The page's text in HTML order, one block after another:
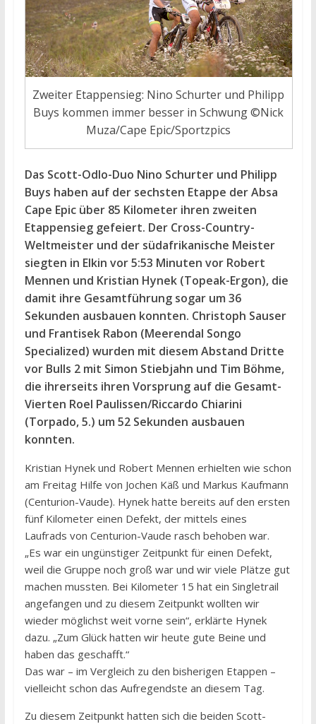
Zweiter Etappensieg: Nino Schurter und Philipp
Buys kommen immer besser in Schwung ©Nick
Muza/Cape Epic/Sportzpics
Das Scott-Odlo-Duo Nino Schurter und Philipp
Buys haben auf der sechsten Etappe der Absa
Cape Epic über 85 Kilometer ihren zweiten
Etappensieg gefeiert. Der Cross-Country-
Weltmeister und der südafrikanische Meister
siegten in Elkin vor 5:53 Minuten vor Robert
Mennen und Kristian Hynek (Topeak-Ergon), die
damit ihre Gesamtführung sogar um 36
Sekunden ausbauen konnten. Christoph Sauser
und Frantisek Rabon (Meerendal Songo
Specialized) wurden mit diesem Abstand Dritte
vor Bulls 2 mit Simon Stiebjahn und Tim Böhme,
die ihrerseits ihren Vorsprung auf die Gesamt-
Vierten Roel Paulissen/Riccardo Chiarini
(Torpado, 5.) um 52 Sekunden ausbauen
konnten.
Kristian Hynek und Robert Mennen erhielten wie schon
am Freitag Hilfe von Jochen Käß und Markus Kaufmann
(Centurion-Vaude). Hynek hatte bereits auf den ersten
fünf Kilometer einen Defekt, der mittels eines
Laufrads von Centurion-Vaude rasch behoben war.
„Es war ein ungünstiger Zeitpunkt für einen Defekt,
weil die Gruppe noch groß war und wir viele Plätze gut
machen mussten. Bei Kilometer 15 hat ein Singletrail
angefangen und zu diesem Zeitpunkt wollten wir
wieder möglichst weit vorne sein“, erklärte Hynek
dazu. „Zum Glück hatten wir heute gute Beine und
haben das geschafft.“
Das war – im Vergleich zu den bisherigen Etappen –
vielleicht schon das Aufregendste an diesem Tag.
Zu diesem Zeitpunkt hatten sich die beiden Scott-